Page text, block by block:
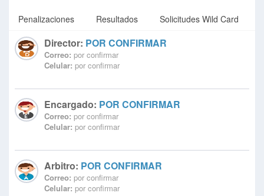
Penalizaciones Resultados Solicitudes Wild Card
Director: POR CONFIRMAR
Correo: por confirmar
Celular: por confirmar
Encargado: POR CONFIRMAR
Correo: por confirmar
Celular: por confirmar
Arbitro: POR CONFIRMAR
Correo: por confirmar
Celular: por confirmar